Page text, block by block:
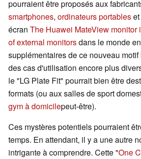
pourraient être proposés aux
smartphones, ordinateurs portables
écran The Huawei MateView monitor
of external monitorsdans le monde
supplémentaires de ce nouveau
des cas d'utilisation encore plus
le "LG Plate Fit" pourrait bien être
formats (ou aux salles de sport
gym à domicilepeut-être).
Ces mystères potentiels pourraient
temps. En attendant, il y a une autre
intrigante à comprendre. Cette "One